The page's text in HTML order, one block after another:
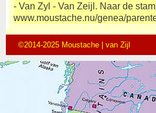
- Van Zyl - Van Zeijl. Naar de
www.moustache.nu/genea/
©2014-2025 Moustache | van Zijl